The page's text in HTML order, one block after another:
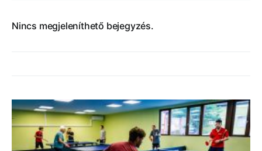
Nincs megjeleníthető bejegyzés.